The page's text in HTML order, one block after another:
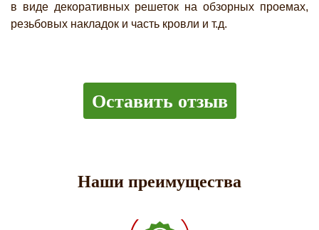
в виде декоративных решеток на обзорных проемах,
резьбовых накладок и часть кровли и т.д.
Оставить отзыв
Наши преимущества